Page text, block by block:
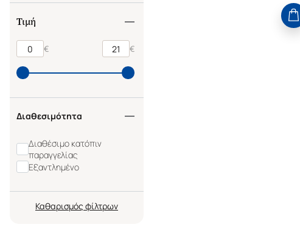
Τιμή
€ €
Διαθεσιμότητα
Διαθέσιμο κατόπιν
παραγγελίας
Εξαντλημένο
Καθαρισμός